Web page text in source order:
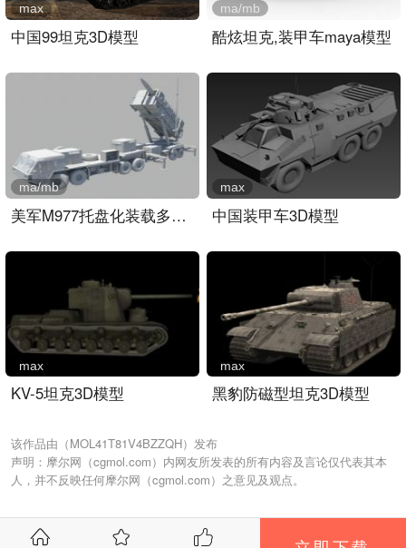
中国99坦克3D模型
max
酷炫坦克,装甲车maya模型
ma/mb
美军M977托盘化装载多管火..
ma/mb
中国装甲车3D模型
max
KV-5坦克3D模型
max
黑豹防磁型坦克3D模型
max
该作品由（MOL41T81V4BZZQH）发布
声明：摩尔网（cgmol.com）内网友所发表的所有内容及言论仅代表其本
人，并不反映任何摩尔网（cgmol.com）之意见及观点。